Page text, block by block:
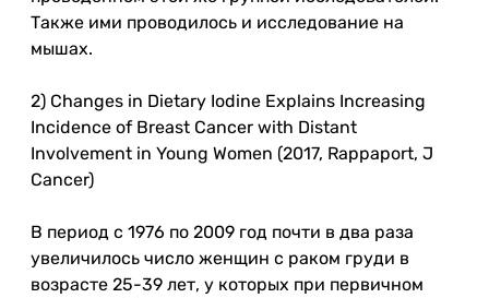
Также ими проводилось и исследование на
мышах.
2) Changes in Dietary Iodine Explains Increasing
Incidence of Breast Cancer with Distant
Involvement in Young Women (2017, Rappaport, J
Cancer)
В период с 1976 по 2009 год почти в два раза
увеличилось число женщин с раком груди в
возрасте 25-39 лет, у которых при первичном